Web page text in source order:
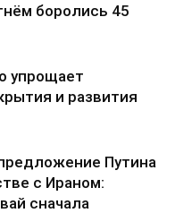
боролись 45
упрощает
и развития
Путина
с Ираном:
сначала